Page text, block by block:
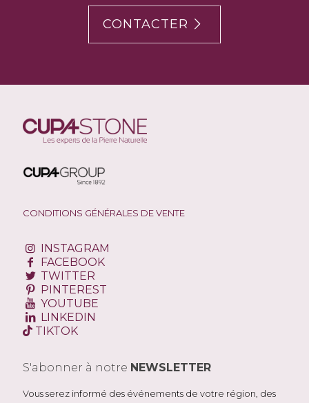
CONTACTER
CONDITIONS GÉNÉRALES DE VENTE
INSTAGRAM
FACEBOOK
TWITTER
PINTEREST
YOUTUBE
LINKEDIN
TIKTOK
S'abonner à notre NEWSLETTER
Vous serez informé des événements de votre région, des